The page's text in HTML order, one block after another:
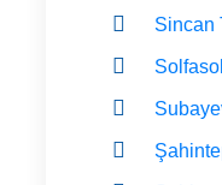
Sincan